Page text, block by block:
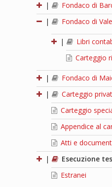
|
Fondaco di
|
Fondaco di
|
Libri
Carteggio
|
Fondaco di
|
Carteggio
Carteggio
Appendice al
Atti e
|
Esecuzione
Estranei